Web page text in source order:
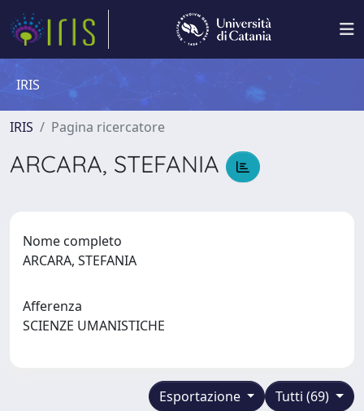
IRIS
IRIS Pagina ricercatore
ARCARA, STEFANIA
Nome completo
ARCARA, STEFANIA
Afferenza
SCIENZE UMANISTICHE
Tutti (69)
Esportazione